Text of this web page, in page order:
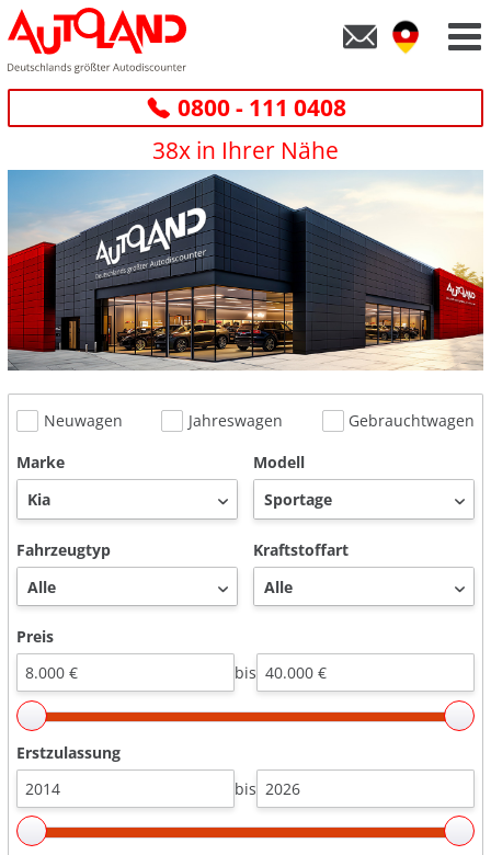
0800 - 111 0408
38x in Ihrer Nähe
Neuwagen Jahreswagen
Gebrauchtwagen
Marke
Modell
Fahrzeugtyp Kraftstoffart
Preis
bis
Erstzulassung
bis